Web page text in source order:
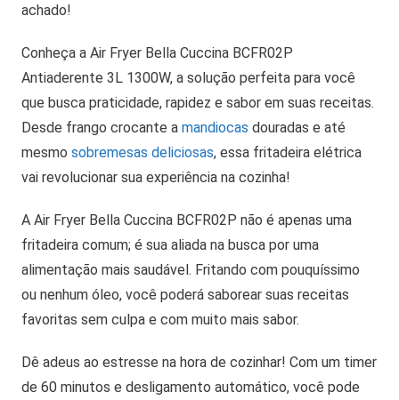
achado!
Conheça a Air Fryer Bella Cuccina BCFR02P
Antiaderente 3L 1300W, a solução perfeita para você
que busca praticidade, rapidez e sabor em suas receitas.
Desde frango crocante a mandiocas douradas e até
mesmo sobremesas deliciosas, essa fritadeira elétrica
vai revolucionar sua experiência na cozinha!
A Air Fryer Bella Cuccina BCFR02P não é apenas uma
fritadeira comum; é sua aliada na busca por uma
alimentação mais saudável. Fritando com pouquíssimo
ou nenhum óleo, você poderá saborear suas receitas
favoritas sem culpa e com muito mais sabor.
Dê adeus ao estresse na hora de cozinhar! Com um timer
de 60 minutos e desligamento automático, você pode